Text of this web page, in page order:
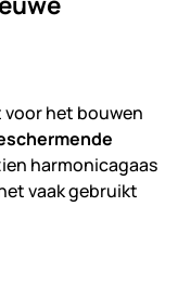
het bouwen
harmonicagaas
vaak gebruikt